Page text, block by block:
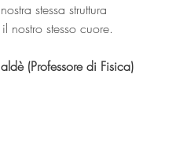
stessa struttura
nostro stesso cuore.
(Professore di Fisica)